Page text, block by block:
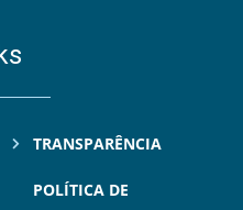
TRANSPARÊNCIA
POLÍTICA DE